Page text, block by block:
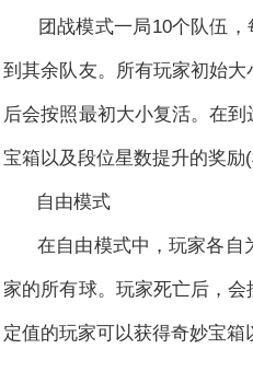
团战模式一局10个队伍，
到其余队友。所有玩家初始
后会按照最初大小复活。在
宝箱以及段位星数提升的奖励(
自由模式
在自由模式中，玩家各自
家的所有球。玩家死亡后，
定值的玩家可以获得奇妙宝箱